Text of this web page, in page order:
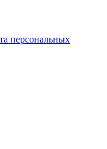
персональных